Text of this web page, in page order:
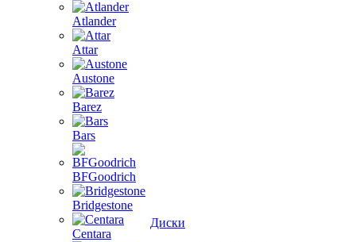
Atlander
Attar
Austone
Barez
Bars
BFGoodrich
Bridgestone
Centara
Диски